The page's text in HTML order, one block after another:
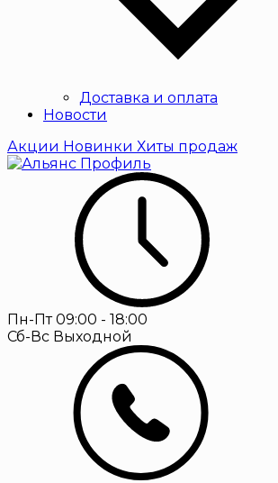
Доставка и оплата
Новости
Акции Новинки Хиты продаж
Пн-Пт09:00 - 18:00
Сб-Вс Выходной